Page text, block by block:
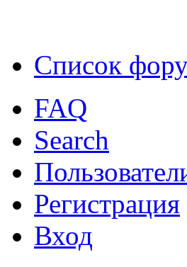
Список
FAQ
Search
Регистрация
Вход